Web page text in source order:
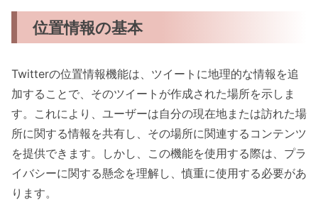
位置情報の基本
Twitterの位置情報機能は、ツイートに地理的な情報を追
加することで、そのツイートが作成された場所を示しま
す。これにより、ユーザーは自分の現在地または訪れた場
所に関する情報を共有し、その場所に関連するコンテンツ
を提供できます。しかし、この機能を使用する際は、プラ
イバシーに関する懸念を理解し、慎重に使用する必要があ
ります。